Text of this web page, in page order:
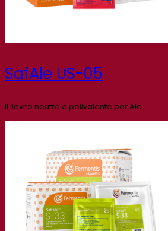
SafAle US-05
Il lievito neutro e polivalente per Ale